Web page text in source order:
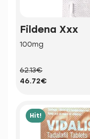
Fildena Xxx
100mg
62.13€
46.72€
Hit!